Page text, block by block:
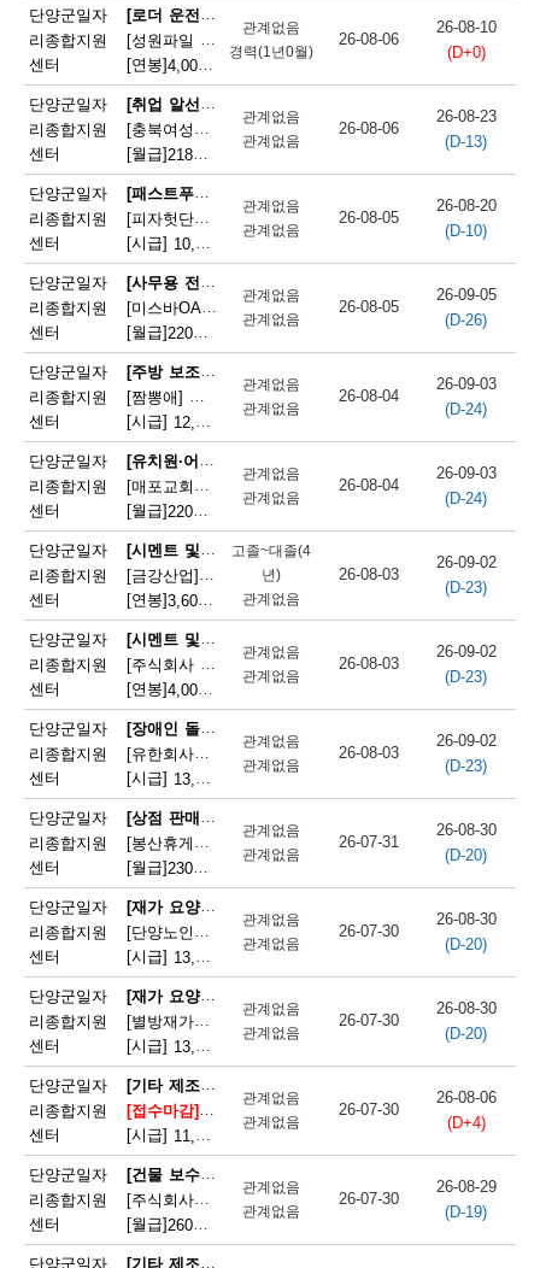
단양군일자
리종합지원
센터
[로더 운전원(페이로더 운전원)]
[성원파일 주식회사] 로더기사 운전원 채용(자격증소지자/ 정규직)
[연봉]4,000만원 충청북도 단양군 매포읍 단양산업단지2로 47
관계없음
경력(1년0월)
26-08-06
26-08-10
(D+0)
단양군일자
리종합지원
센터
[취업 알선원]
[충북여성새로일하기지원본부] 직원채용(단양)
[월급] 218만원
관계없음
관계없음
26-08-06
26-08-23
(D-13)
단양군일자
리종합지원
센터
[패스트푸드 준비원]
[피자헛단양점]피자헛 단양점 파트타임 직원 모집
[시급] 10,320원 | 충청북도 단양군 단양읍 삼봉로 247
관계없음
관계없음
26-08-05
26-08-20
(D-10)
단양군일자
리종합지원
센터
[사무용 전자기기 설치 및 수리원(컴퓨터 제외)]
[미스바OA] 사무기기 서비스 직원 모집
[월급] 220만원
관계없음
관계없음
26-08-05
26-09-05
(D-26)
단양군일자
리종합지원
센터
[주방 보조원(일반 음식점)]
[짬뽕애] 주방보조 및 홀서빙 모집
[시급] 12,000원 | 충청북도 단양군 단양읍 별곡8길 6-1
관계없음
관계없음
26-08-04
26-09-03
(D-24)
단양군일자
리종합지원
센터
[유치원·어린이집 급식 조리사]
[매포교회어린이집] 어린이집 조리사(정규직) 채용
[월급] 220만원
관계없음
관계없음
26-08-04
26-09-03
(D-24)
단양군일자
리종합지원
센터
[시멘트 및 광물제품 제조기 조작원]
[금강산업]한일시멘트협력업체 예열직원 모집
[연봉]3,600만원 | 충청북도 단양군 매포읍 매포길 245
고졸~대졸(4
년)
관계없음
26-08-03
26-09-02
(D-23)
단양군일자
리종합지원
센터
[시멘트 및 광물제품 제조기 조작원]
[주식회사 주안] 시멘트 생산 설비 관리
[연봉]4,000만원 | 충청북도 단양군 매포읍 매포길 18
관계없음
관계없음
26-08-03
26-09-02
(D-23)
단양군일자
리종합지원
센터
[장애인 돌봄 종사원]
[유한회사단양돌봄사회서비스센터] 장애인 활동지원사 모집
[시급] 13,100원 | 충청북도 단양군 단양읍 삼봉로 233
관계없음
관계없음
26-08-03
26-09-02
(D-23)
단양군일자
리종합지원
센터
[상점 판매원]
[봉산휴게쉼터] 봉산휴게쉼터 판매원 모집
[월급] 230만원
관계없음
관계없음
26-07-31
26-08-30
(D-20)
단양군일자
리종합지원
센터
[재가 요양보호사]
[단양노인재가복지센터] 단양노인재가복지센터 방문요양 요양선생님 모집
[시급] 13,100원 | 충청북도 단양군 대강면 대강로 71
관계없음
관계없음
26-07-30
26-08-30
(D-20)
단양군일자
리종합지원
센터
[재가 요양보호사]
[별방재가노인복지센터] 별방재가요양복지센터 재가요양보호사 모집
[시급] 13,000원 | 충청북도 단양군 영춘면 별방창원로 417
관계없음
관계없음
26-07-30
26-08-30
(D-20)
단양군일자
리종합지원
센터
[기타 제조 관련 단순 종사원]
[접수마감] [주식회사 에스피네이처] (주)에스피네이처 생
[시급] 11,165원 | 충청북도 단양군 매포읍 매포농공단지로 260-19
관계없음
관계없음
26-07-30
26-08-06
(D+4)
단양군일자
리종합지원
센터
[건물 보수원 및 영선원(아파트 기계·전기 시설관리 제외)]
[주식회사국원] 단양두진아파트 영선기사 모집
[월급] 260만원
관계없음
관계없음
26-07-30
26-08-29
(D-19)
단양군일자 [기타 제조 관련 단순 종사원]
는
채
용
정
보
단
양
군
채
용
정
보